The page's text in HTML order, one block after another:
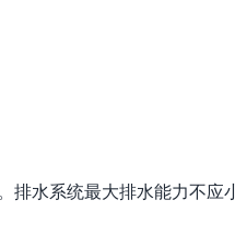
排水系统最大排水能力不应